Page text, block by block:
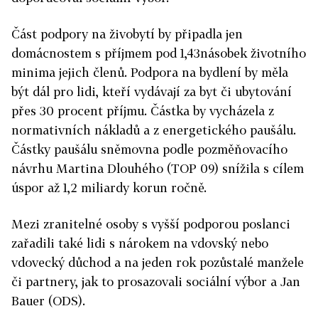
Část podpory na živobytí by připadla jen
domácnostem s příjmem pod 1,43násobek životního
minima jejich členů. Podpora na bydlení by měla
být dál pro lidi, kteří vydávají za byt či ubytování
přes 30 procent příjmu. Částka by vycházela z
normativních nákladů a z energetického paušálu.
Částky paušálu sněmovna podle pozměňovacího
návrhu Martina Dlouhého (TOP 09) snížila s cílem
úspor až 1,2 miliardy korun ročně.
Mezi zranitelné osoby s vyšší podporou poslanci
zařadili také lidi s nárokem na vdovský nebo
vdovecký důchod a na jeden rok pozůstalé manžele
či partnery, jak to prosazovali sociální výbor a Jan
Bauer (ODS).